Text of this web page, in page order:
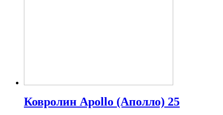
Ковролин Apollo (Аполло) 25